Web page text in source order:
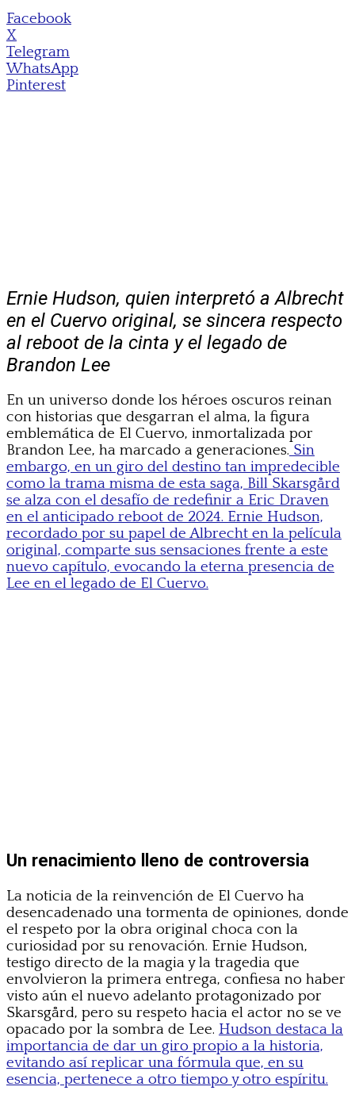
Facebook
X
Telegram
WhatsApp
Pinterest
Ernie Hudson, quien interpretó a Albrecht
en el Cuervo original, se sincera respecto
al reboot de la cinta y el legado de
Brandon Lee
En un universo donde los héroes oscuros reinan
con historias que desgarran el alma, la figura
emblemática de El Cuervo, inmortalizada por
Brandon Lee, ha marcado a generaciones. Sin
embargo, en un giro del destino tan impredecible
como la trama misma de esta saga, Bill Skarsgård
se alza con el desafío de redefinir a Eric Draven
en el anticipado reboot de 2024. Ernie Hudson,
recordado por su papel de Albrecht en la película
original, comparte sus sensaciones frente a este
nuevo capítulo, evocando la eterna presencia de
Lee en el legado de El Cuervo.
Un renacimiento lleno de controversia
La noticia de la reinvención de El Cuervo ha
desencadenado una tormenta de opiniones, donde
el respeto por la obra original choca con la
curiosidad por su renovación. Ernie Hudson,
testigo directo de la magia y la tragedia que
envolvieron la primera entrega, confiesa no haber
visto aún el nuevo adelanto protagonizado por
Skarsgård, pero su respeto hacia el actor no se ve
opacado por la sombra de Lee. Hudson destaca la
importancia de dar un giro propio a la historia,
evitando así replicar una fórmula que, en su
esencia, pertenece a otro tiempo y otro espíritu.